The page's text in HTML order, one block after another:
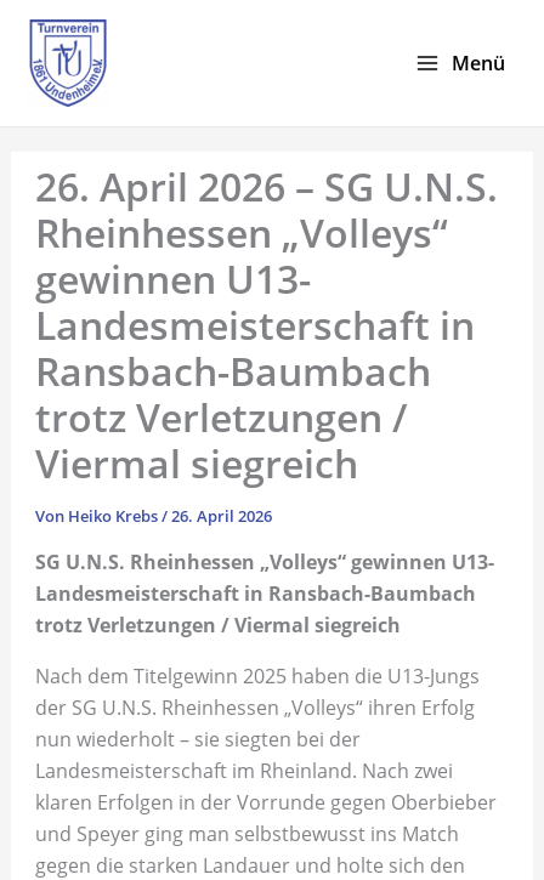
Zum
Inhalt
springen
Menü
26. April 2026 – SG U.N.S.
Rheinhessen „Volleys“
gewinnen U13-
Landesmeisterschaft in
Ransbach-Baumbach
trotz Verletzungen /
Viermal siegreich
Von Heiko Krebs/26. April 2026
SG U.N.S. Rheinhessen „Volleys“ gewinnen U13-
Landesmeisterschaft in Ransbach-Baumbach
trotz Verletzungen / Viermal siegreich
Nach dem Titelgewinn 2025 haben die U13-Jungs
der SG U.N.S. Rheinhessen „Volleys“ ihren Erfolg
nun wiederholt – sie siegten bei der
Landesmeisterschaft im Rheinland. Nach zwei
klaren Erfolgen in der Vorrunde gegen Oberbieber
und Speyer ging man selbstbewusst ins Match
gegen die starken Landauer und holte sich den